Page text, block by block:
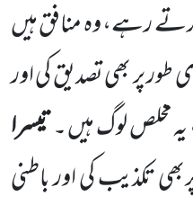
رہے، وہ منافق ہیں
پر بھی تصدیق کی اور
یہ مخلص لوگ ہیں ۔تیسرا
تکذیب کی اور باطنی